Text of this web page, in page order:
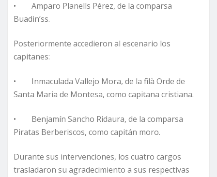
• Amparo Planells Pérez, de la comparsa
Buadin’ss.
Posteriormente accedieron al escenario los
capitanes:
• Inmaculada Vallejo Mora, de la filà Orde de
Santa Maria de Montesa, como capitana cristiana.
• Benjamín Sancho Ridaura, de la comparsa
Piratas Berberiscos, como capitán moro.
Durante sus intervenciones, los cuatro cargos
trasladaron su agradecimiento a sus respectivas